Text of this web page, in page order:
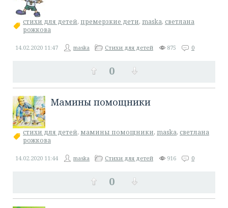
стихи для детей, премерзкие дети, maska, светлана
рожкова
0
14.02.2020 11:47 maska Стихи для детей 875 0
​Мамины помощники
стихи для детей, мамины помощники, ​maska, светлана
рожкова
0
14.02.2020 11:44 maska Стихи для детей 916 0